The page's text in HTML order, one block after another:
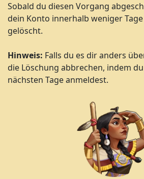
Sobald du diesen Vorgang
dein Konto innerhalb weniger
gelöscht.
Hinweis: Falls du es dir anders
die Löschung abbrechen, indem
nächsten Tage anmeldest.